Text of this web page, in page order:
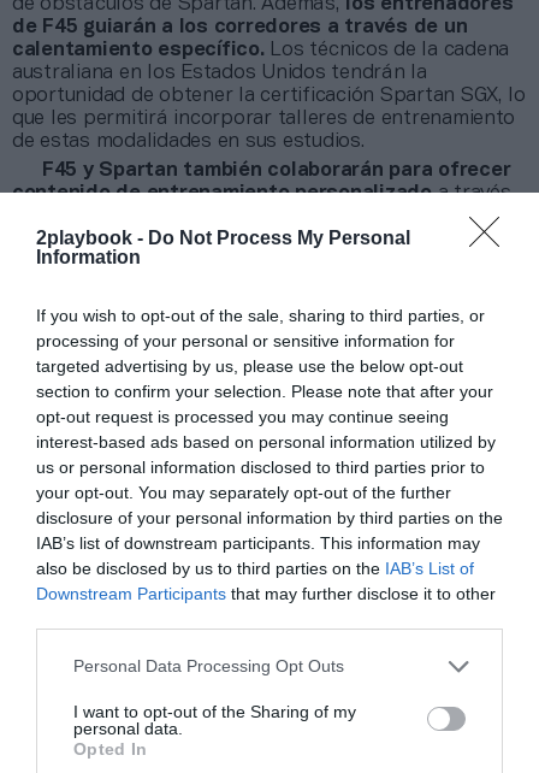
2playbook - Do Not Process My Personal
Information
If you wish to opt-out of the sale, sharing to third parties, or
processing of your personal or sensitive information for
targeted advertising by us, please use the below opt-out
section to confirm your selection. Please note that after your
opt-out request is processed you may continue seeing
interest-based ads based on personal information utilized by
us or personal information disclosed to third parties prior to
your opt-out. You may separately opt-out of the further
disclosure of your personal information by third parties on the
IAB’s list of downstream participants. This information may
also be disclosed by us to third parties on the IAB’s List of
Downstream Participants that may further disclose it to other
Personal Data Processing Opt Outs
I want to opt-out of the Sharing of my
personal data.
Opted In
2P
de obstáculos de Spartan. Además,
los entrenadores
de F45 guiarán a los corredores a través de un
calentamiento específico.
Los técnicos de la cadena
australiana en los Estados Unidos tendrán la
oportunidad de obtener la certificación Spartan SGX, lo
que les permitirá incorporar talleres de entrenamiento
de estas modalidades en sus estudios.
F45 y Spartan también colaborarán para ofrecer
contenido de entrenamiento personalizadoa través
gimnasios, además, ofrecerá a sus abonados la
posibilidad de realizar un seguimiento de los
Challenge.
Añadir2Playbookcomo fuente preferida de Google
de forma gratuita
Mantente informado con las últimas noticias de actualidad.
ACTIVAR AHORA
Compartir
Imprimir